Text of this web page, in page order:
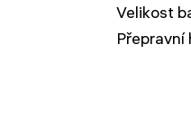
Velikost